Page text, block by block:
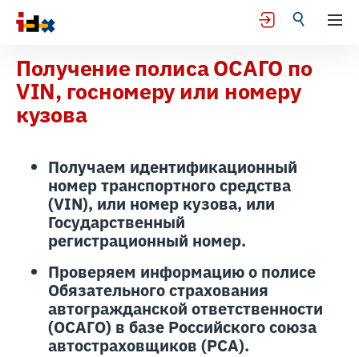
Получение полиса ОСАГО по
VIN, госномеру или номеру
кузова
Получаем идентификационный
номер транспортного средства
(VIN), или номер кузова, или
Государственный
регистрационный номер.
Проверяем информацию о полисе
Обязательного страхования
автогражданской ответственности
(ОСАГО) в базе Российского союза
автостраховщиков (РСА).